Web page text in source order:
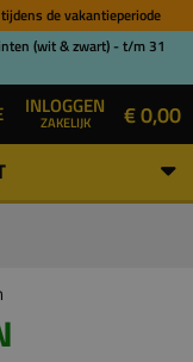
de vakantieperiode
(wit & zwart) - t/m 31
INLOGGEN
ZAKELIJK € 0,00